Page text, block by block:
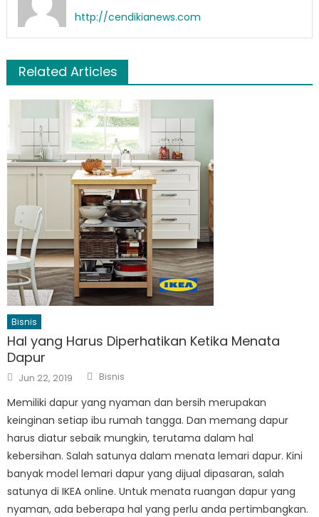
http://cendikianews.com
Related Articles
Bisnis
Hal yang Harus Diperhatikan Ketika Menata
Dapur
Posted
on
Jun 22, 2019 Author
Bisnis
Memiliki dapur yang nyaman dan bersih merupakan
keinginan setiap ibu rumah tangga. Dan memang dapur
harus diatur sebaik mungkin, terutama dalam hal
kebersihan. Salah satunya dalam menata lemari dapur. Kini
banyak model lemari dapur yang dijual dipasaran, salah
satunya di IKEA online. Untuk menata ruangan dapur yang
nyaman, ada beberapa hal yang perlu anda pertimbangkan.